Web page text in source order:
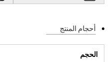
أحجام المنتج
الحجم